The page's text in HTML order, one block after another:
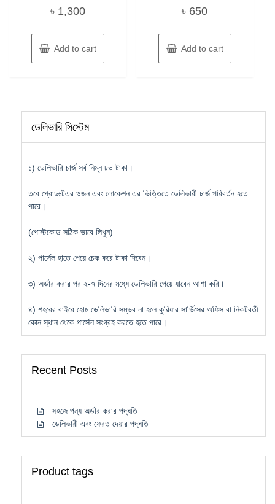
৳ 1,300
Add to cart
৳ 650
Add to cart
ডেলিভারি সিস্টেম
১) ডেলিভারি চার্জ সর্ব নিম্ন ৮০ টাকা।
তবে প্রোডাক্টএর ওজন এবং লোকেশন এর ভিত্তিতে ডেলিভারী চার্জ পরিবর্তন হতে
পারে।
(পোস্টকোড সঠিক ভাবে লিখুন)
২) পার্সেল হাতে পেয়ে চেক করে টাকা দিবেন।
৩) অর্ডার করার পর ২-৭ দিনের মধ্যে ডেলিভারি পেয়ে যাবেন আশা করি।
৪) শহরের বাইরে হোম ডেলিভারি সম্ভব না হলে কুরিয়ার সার্ভিসের অফিস বা নিকটবর্তী
কোন স্থান থেকে পার্সেল সংগ্রহ করতে হতে পারে।
Recent Posts
সহজে পন্য অর্ডার করার পদ্ধতি
ডেলিভারী এবং ফেরত দেয়ার পদ্ধতি
Product tags